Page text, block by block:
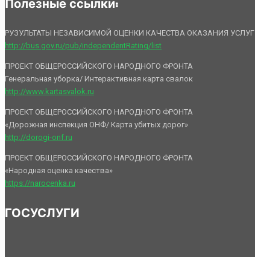
Полезные ссылки:
РУЗУЛЬТАТЫ НЕЗАВИСИМОЙ ОЦЕНКИ КАЧЕСТВА ОКАЗАНИЯ УСЛУГ
http://bus.gov.ru/pub/independentRating/list
ПРОЕКТ ОБЩЕРОССИЙСКОГО НАРОДНОГО ФРОНТА
Генеральная уборка/ Интерактивная карта свалок
http://www.kartasvalok.ru
ПРОЕКТ ОБЩЕРОССИЙСКОГО НАРОДНОГО ФРОНТА
«Дорожная инспекция ОНФ/ Карта убитых дорог»
http://dorogi-onf.ru
ПРОЕКТ ОБЩЕРОССИЙСКОГО НАРОДНОГО ФРОНТА
«Народная оценка качества»
https://narocenka.ru
ГОСУСЛУГИ